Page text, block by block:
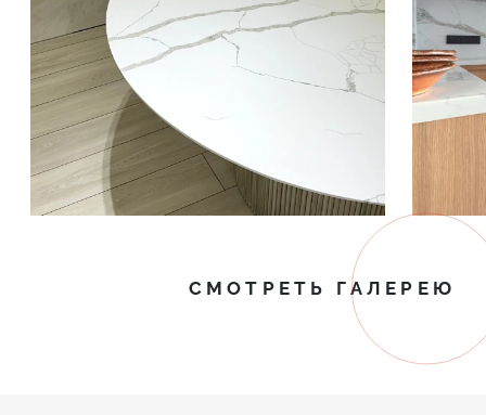
СМОТРЕТЬ ГАЛЕРЕЮ